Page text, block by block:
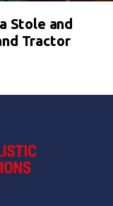
Stole and
Tractor